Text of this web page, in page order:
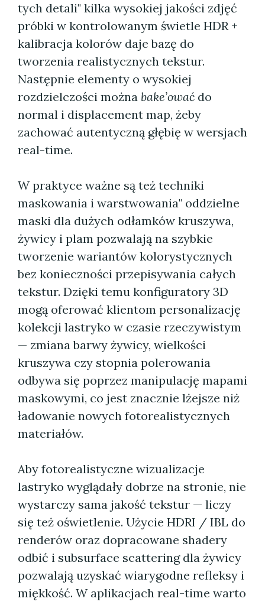
tych detali" kilka wysokiej jakości zdjęć
próbki w kontrolowanym świetle HDR +
kalibracja kolorów daje bazę do
tworzenia realistycznych tekstur.
Następnie elementy o wysokiej
rozdzielczości można bake’ować do
normal i displacement map, żeby
zachować autentyczną głębię w wersjach
real-time.
W praktyce ważne są też techniki
maskowania i warstwowania" oddzielne
maski dla dużych odłamków kruszywa,
żywicy i plam pozwalają na szybkie
tworzenie wariantów kolorystycznych
bez konieczności przepisywania całych
tekstur. Dzięki temu konfiguratory 3D
mogą oferować klientom personalizację
kolekcji lastryko w czasie rzeczywistym
— zmiana barwy żywicy, wielkości
kruszywa czy stopnia polerowania
odbywa się poprzez manipulację mapami
maskowymi, co jest znacznie lżejsze niż
ładowanie nowych fotorealistycznych
materiałów.
Aby fotorealistyczne wizualizacje
lastryko wyglądały dobrze na stronie, nie
wystarczy sama jakość tekstur — liczy
się też oświetlenie. Użycie HDRI / IBL do
renderów oraz dopracowane shadery
odbić i subsurface scattering dla żywicy
pozwalają uzyskać wiarygodne refleksy i
miękkość. W aplikacjach real-time warto